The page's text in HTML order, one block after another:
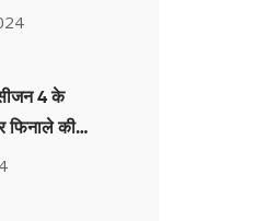
चौंका दिया
4 के
फिनाले की